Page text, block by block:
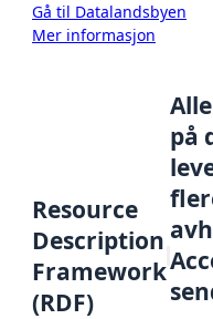
Gå til Datalandsbyen
Mer informasjon
Resource
Description
Framework
(RDF)
på